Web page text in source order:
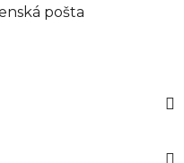
pošta